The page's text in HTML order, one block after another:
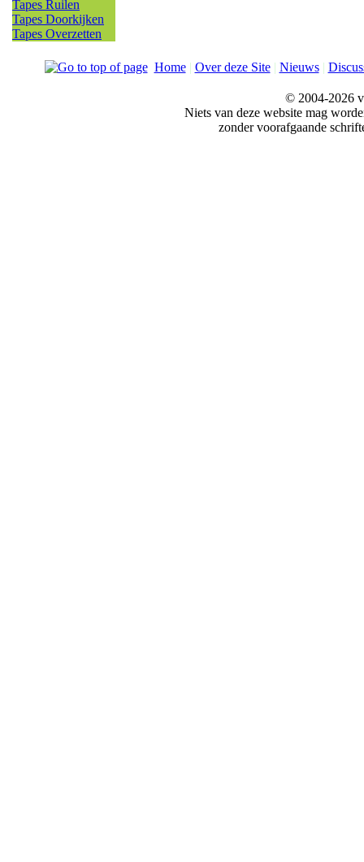
Tapes Ruilen
Tapes Doorkijken
Tapes Overzetten
Home| Over deze Site| Nieuws|
© 2004-2026
Niets van deze website mag
zonder voorafgaande